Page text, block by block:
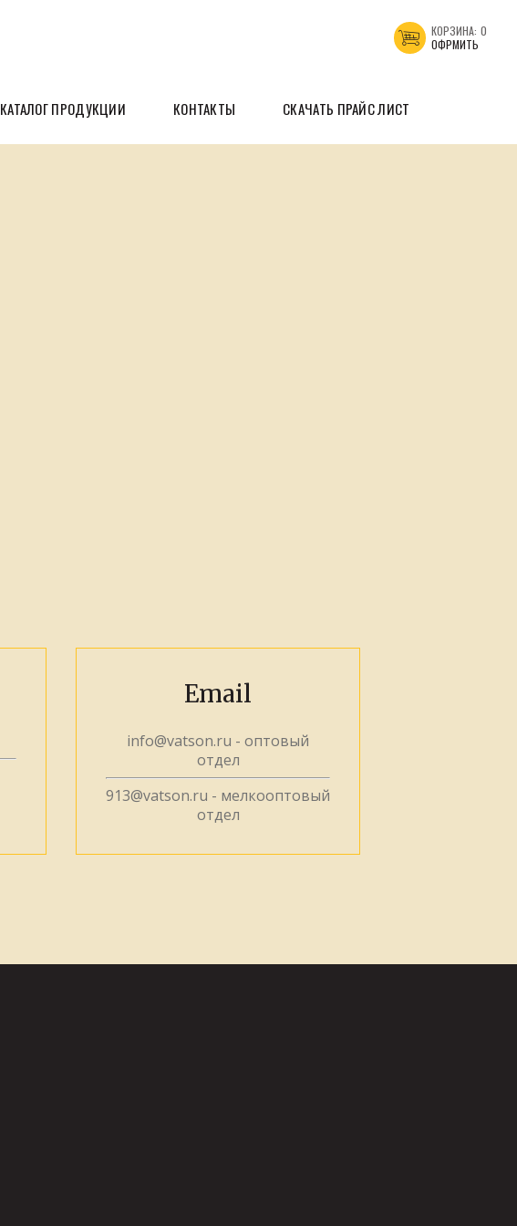
КОРЗИНА: 0
ОФРМИТЬ
КАТАЛОГ ПРОДУКЦИИ КОНТАКТЫ СКАЧАТЬ ПРАЙС ЛИСТ
Email
info@vatson.ru - оптовый
отдел
913@vatson.ru - мелкооптовый
отдел